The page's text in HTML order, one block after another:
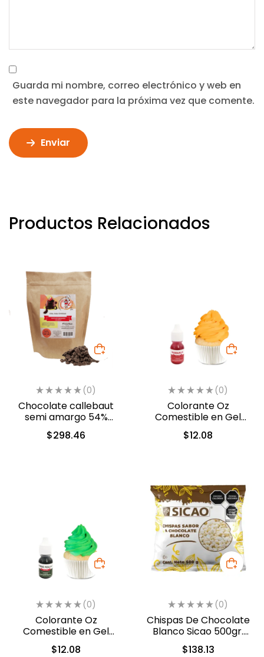
Guarda mi nombre, correo electrónico y web en
este navegador para la próxima vez que comente.
Enviar
Productos Relacionados
(0)
Chocolate callebaut
semi amargo 54%
cacao (40-803)
$298.46
(0)
Colorante Oz
Comestible en Gel
Naranja 10ml (557)
$12.08
(0)
Colorante Oz
Comestible en Gel
Verde 10ml (554)
$12.08
(0)
Chispas De Chocolate
Blanco Sicao 500gr.
(1922-A99)
$138.13